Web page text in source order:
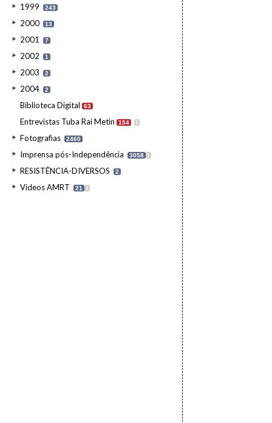
1999 243
2000 13
2001 7
2002 1
2003 2
2004 2
Biblioteca Digital 63
Entrevistas Tuba Rai Metin 154 I
Fotografias 2460
Imprensa pós-Independência 3058 I
RESISTÊNCIA-DIVERSOS 2
Videos AMRT 21 I